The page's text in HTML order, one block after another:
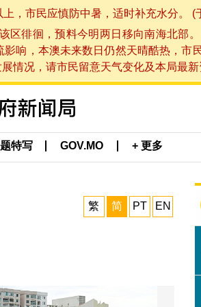
，市民应慎防中暑，适时补充水分。
徘徊，预料今明两日移向南海北部
响，本澳未来数日仍然天晴酷热，市
情况，请市民留意天气变化及本局最
特写 GOV.MO + 更多
繁 简 PT EN